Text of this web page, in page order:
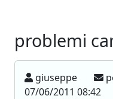
problemi
giuseppe
07/06/2011 08:42